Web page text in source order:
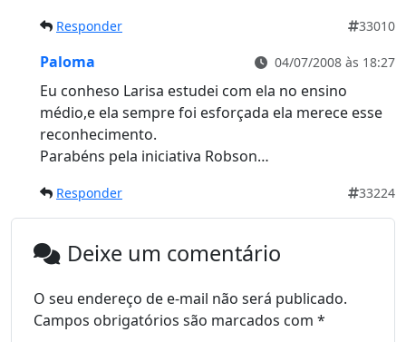
Responder 33010
Paloma 04/07/2008 às 18:27
Eu conheso Larisa estudei com ela no ensino
médio,e ela sempre foi esforçada ela merece esse
reconhecimento.
Parabéns pela iniciativa Robson…
Responder 33224
Deixe um comentário
O seu endereço de e-mail não será publicado.
Campos obrigatórios são marcados com *